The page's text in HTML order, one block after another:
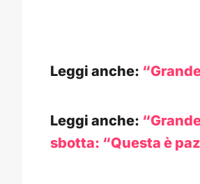
Leggi anche:
Leggi anche:
sbotta: “Questa è